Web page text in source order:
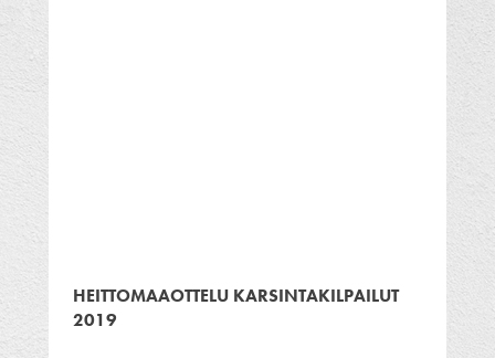
HEITTOMAAOTTELU KARSINTAKILPAILUT
2019